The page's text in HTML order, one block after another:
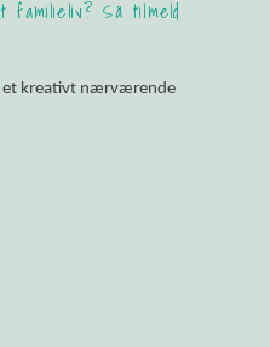
Så tilmeld
et kreativt nærværende